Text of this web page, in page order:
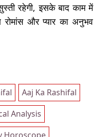
रहेगी, इसके बाद काम में
और प्यार का अनुभव
Aaj Ka Rashifal
Analysis